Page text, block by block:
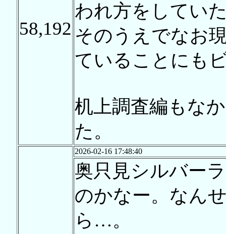
58,192
われ方をしてい
そのうえでなお
ていることにも
机上調査編もな
た。
2026-02-16 17:48:40
奥只見シルバー
のかなー。なん
ら…。